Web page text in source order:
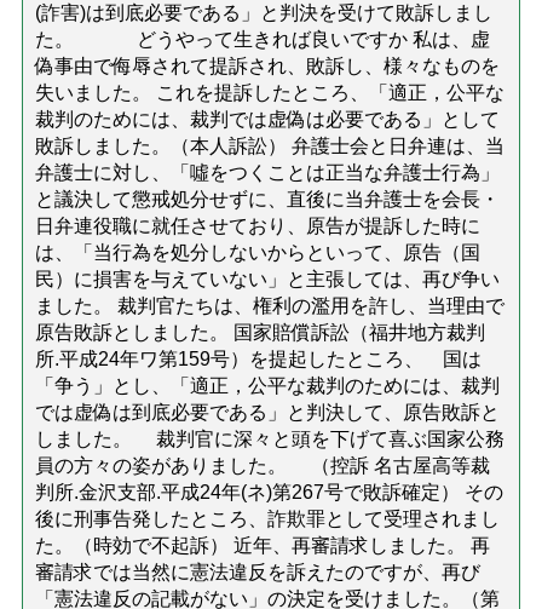
(詐害)は到底必要である」と判決を受けて敗訴しまし
た。 どうやって生きれば良いですか 私は、虚
偽事由で侮辱されて提訴され、敗訴し、様々なものを
失いました。 これを提訴したところ、「適正，公平な
裁判のためには、裁判では虚偽は必要である」として
敗訴しました。（本人訴訟） 弁護士会と日弁連は、当
弁護士に対し、「噓をつくことは正当な弁護士行為」
と議決して懲戒処分せずに、直後に当弁護士を会長・
日弁連役職に就任させており、原告が提訴した時に
は、「当行為を処分しないからといって、原告（国
民）に損害を与えていない」と主張しては、再び争い
ました。 裁判官たちは、権利の濫用を許し、当理由で
原告敗訴としました。 国家賠償訴訟（福井地方裁判
所.平成24年ワ第159号）を提起したところ、 国は
「争う」とし、「適正，公平な裁判のためには、裁判
では虚偽は到底必要である」と判決して、原告敗訴と
しました。 裁判官に深々と頭を下げて喜ぶ国家公務
員の方々の姿がありました。 （控訴 名古屋高等裁
判所.金沢支部.平成24年(ネ)第267号で敗訴確定） その
後に刑事告発したところ、詐欺罪として受理されまし
た。（時効で不起訴） 近年、再審請求しました。 再
審請求では当然に憲法違反を訴えたのですが、再び
「憲法違反の記載がない」の決定を受けました。（第